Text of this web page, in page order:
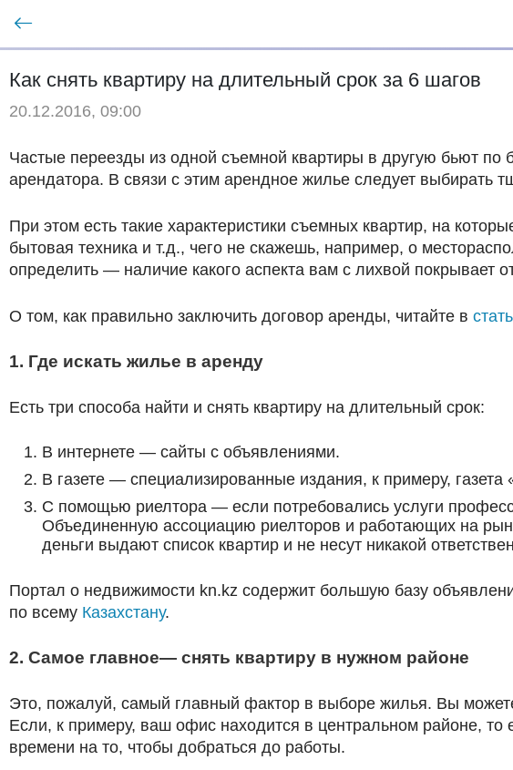
Как снять квартиру на длительный срок за 6 шагов
20.12.2016, 09:00
Частые переезды из одной съемной квартиры в другую бьют
арендатора. В связи с этим арендное жилье следует выбирать
При этом есть такие характеристики съемных квартир, на
бытовая техника и т.д., чего не скажешь, например, о
определить — наличие какого аспекта вам с лихвой покрывает
О том, как правильно заключить договор аренды, читайте в
1. Где искать жилье в аренду
Есть три способа найти и снять квартиру на длительный срок:
В интернете — сайты с объявлениями.
В газете — специализированные издания, к примеру,
С помощью риелтора — если потребовались услуги
Объединенную ассоциацию риелторов и работающих на
деньги выдают список квартир и не несут никакой
Портал о недвижимости kn.kz содержит большую базу
по всему Казахстану.
2. Самое главное— снять квартиру в нужном районе
Это, пожалуй, самый главный фактор в выборе жилья. Вы
Если, к примеру, ваш офис находится в центральном районе,
времени на то, чтобы добраться до работы.